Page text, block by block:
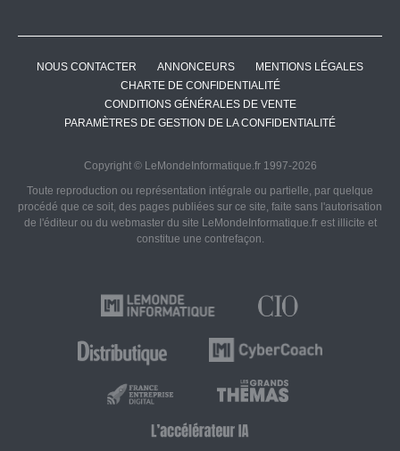
NOUS CONTACTER ANNONCEURS
MENTIONS LÉGALES
CHARTE DE CONFIDENTIALITÉ
CONDITIONS GÉNÉRALES DE VENTE
PARAMÈTRES DE GESTION DE LA CONFIDENTIALITÉ
Copyright © LeMondeInformatique.fr 1997-2026
Toute reproduction ou représentation intégrale ou partielle, par quelque
procédé que ce soit, des pages publiées sur ce site, faite sans l'autorisation
de l'éditeur ou du webmaster du site LeMondeInformatique.fr est illicite et
constitue une contrefaçon.